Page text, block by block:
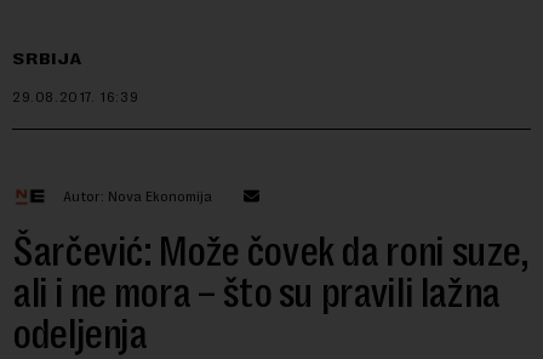
SRBIJA
29.08.2017. 16:39
Autor: Nova Ekonomija
Šarčević: Može čovek da roni suze,
ali i ne mora – što su pravili lažna
odeljenja